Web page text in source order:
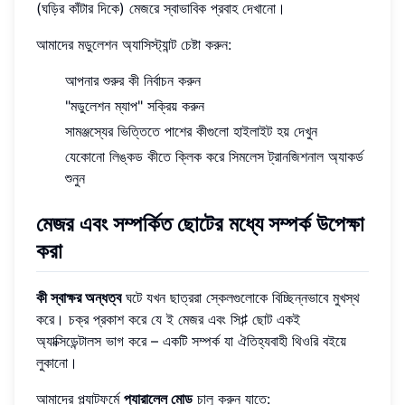
(ঘড়ির কাঁটার দিকে) মেজরে স্বাভাবিক প্রবাহ দেখানো।
আমাদের মডুলেশন অ্যাসিস্ট্যান্ট চেষ্টা করুন:
আপনার শুরুর কী নির্বাচন করুন
"মডুলেশন ম্যাপ" সক্রিয় করুন
সামঞ্জস্যের ভিত্তিতে পাশের কীগুলো হাইলাইট হয় দেখুন
যেকোনো লিঙ্কড কীতে ক্লিক করে সিমলেস ট্রানজিশনাল অ্যাকর্ড
শুনুন
মেজর এবং সম্পর্কিত ছোটের মধ্যে সম্পর্ক উপেক্ষা
করা
কী স্বাক্ষর অন্ধত্বঘটে যখন ছাত্ররা স্কেলগুলোকে বিচ্ছিন্নভাবে মুখস্থ
করে। চক্র প্রকাশ করে যে ই মেজর এবং সি♯ ছোট একই
অ্যাক্সিডেন্টালস ভাগ করে – একটি সম্পর্ক যা ঐতিহ্যবাহী থিওরি বইয়ে
লুকানো।
আমাদের প্ল্যাটফর্মে প্যারালেল মোডচালু করুন যাতে: